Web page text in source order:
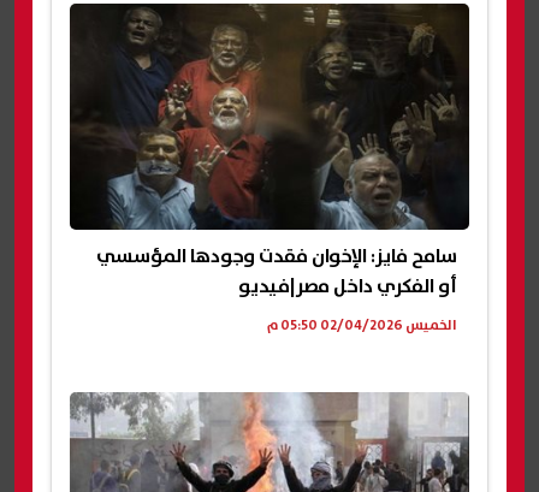
سامح فايز: الإخوان فقدت وجودها المؤسسي
أو الفكري داخل مصر|فيديو
الخميس 02/04/2026 05:50 م